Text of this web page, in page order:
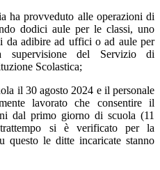
ha provveduto alle operazioni di
dodici aule per le classi, uno
da adibire ad uffici o ad aule per
supervisione del Servizio di
Scolastica;
il 30 agosto 2024 e il personale
lavorato che consentire il
dal primo giorno di scuola (11
si è verificato per la
questo le ditte incaricate stanno